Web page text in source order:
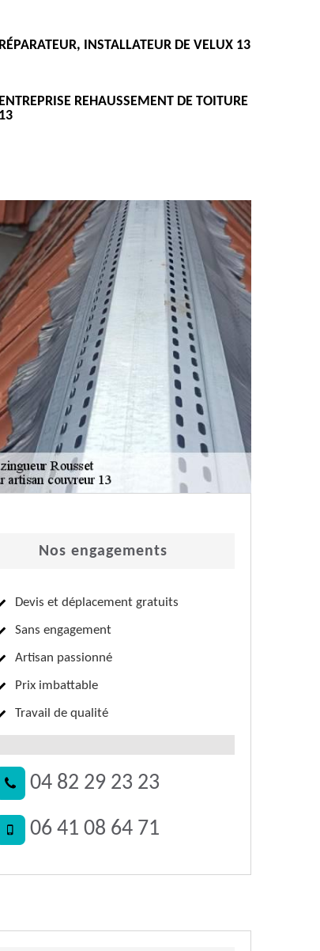
RÉPARATEUR, INSTALLATEUR DE VELUX 13
ENTREPRISE REHAUSSEMENT DE TOITURE
13
Nos engagements
Devis et déplacement gratuits
Sans engagement
Artisan passionné
Prix imbattable
Travail de qualité
04 82 29 23 23
06 41 08 64 71